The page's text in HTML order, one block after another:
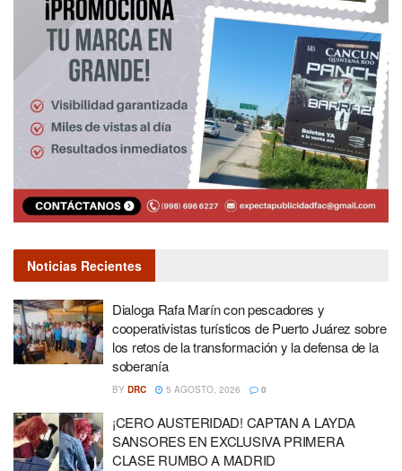
Noticias Recientes
Dialoga Rafa Marín con pescadores y
cooperativistas turísticos de Puerto Juárez sobre
los retos de la transformación y la defensa de la
soberanía
BY DRC 5 AGOSTO, 2026 0
¡CERO AUSTERIDAD! CAPTAN A LAYDA
SANSORES EN EXCLUSIVA PRIMERA
CLASE RUMBO A MADRID